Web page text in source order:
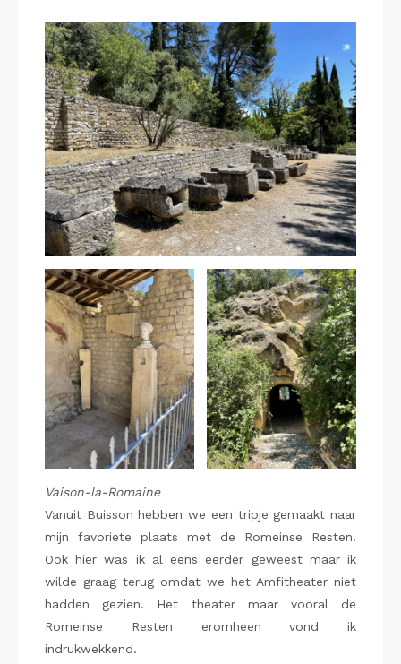
Vaison-la-Romaine
Vanuit Buisson hebben we een tripje gemaakt naar
mijn favoriete plaats met de Romeinse Resten.
Ook hier was ik al eens eerder geweest maar ik
wilde graag terug omdat we het Amfitheater niet
hadden gezien. Het theater maar vooral de
Romeinse Resten eromheen vond ik
indrukwekkend.